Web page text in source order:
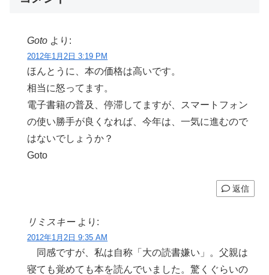
Goto より:
2012年1月2日 3:19 PM
ほんとうに、本の価格は高いです。
相当に怒ってます。
電子書籍の普及、停滞してますが、スマートフォン
の使い勝手が良くなれば、今年は、一気に進むので
はないでしょうか？
Goto
返信
リミスキー より:
2012年1月2日 9:35 AM
同感ですが、私は自称「大の読書嫌い」。父親は
寝ても覚めても本を読んでいました。驚くぐらいの